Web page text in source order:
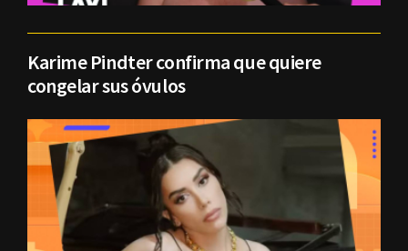
Karime Pindter confirma que quiere
congelar sus óvulos